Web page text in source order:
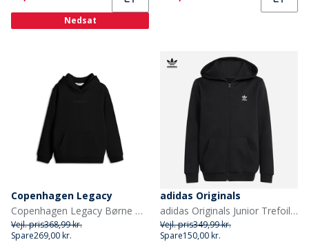
Nedsat
Copenhagen Legacy
Copenhagen Legacy Børne Hoodie Sort
Vejl. pris368,99 kr.
Spare269,00 kr.
adidas Originals
adidas Originals Junior Trefoil Løs Pasform Fuld Zip Hættetrøje Sort
Vejl. pris349,99 kr.
Spare150,00 kr.